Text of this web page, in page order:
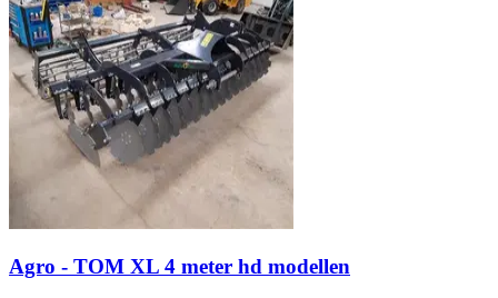
Agro - TOM XL 4 meter hd modellen